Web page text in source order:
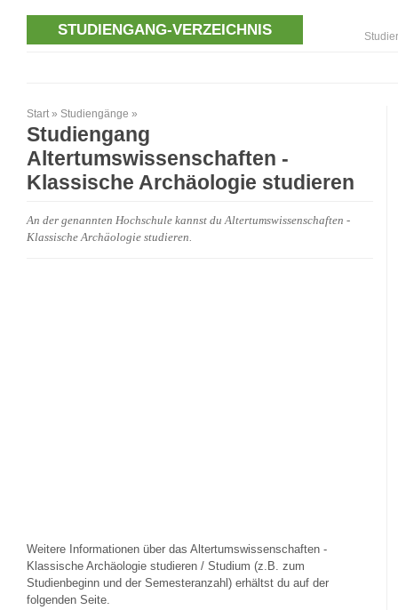
STUDIENGANG-VERZEICHNIS
Start » Studiengänge »
Studiengang
Altertumswissenschaften -
Klassische Archäologie studieren
An der genannten Hochschule kannst du Altertumswissenschaften -
Klassische Archäologie studieren.
Weitere Informationen über das Altertumswissenschaften -
Klassische Archäologie studieren / Studium (z.B. zum
Studienbeginn und der Semesteranzahl) erhältst du auf der
folgenden Seite.